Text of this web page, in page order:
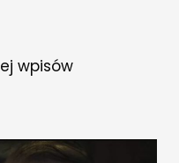
wpisów